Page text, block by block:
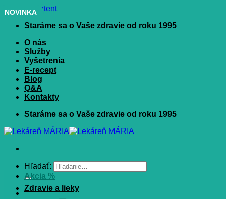
Skip to content
Staráme sa o Vaše zdravie od roku 1995
O nás
Služby
Vyšetrenia
E-recept
Blog
Q&A
Kontakty
Staráme sa o Vaše zdravie od roku 1995
Hľadať:
Akcia %
Zdravie a lieky
NOVINKA